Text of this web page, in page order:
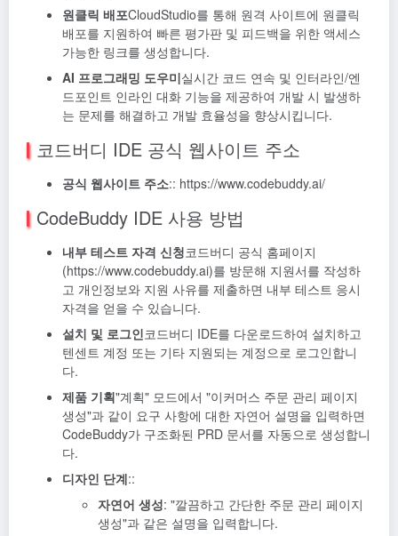
원클릭 배포CloudStudio를 통해 원격 사이트에 원클릭
배포를 지원하여 빠른 평가판 및 피드백을 위한 액세스
가능한 링크를 생성합니다.
AI 프로그래밍 도우미실시간 코드 연속 및 인터라인/엔
드포인트 인라인 대화 기능을 제공하여 개발 시 발생하
는 문제를 해결하고 개발 효율성을 향상시킵니다.
코드버디 IDE 공식 웹사이트 주소
공식 웹사이트 주소:: https://www.codebuddy.ai/
CodeBuddy IDE 사용 방법
내부 테스트 자격 신청코드버디 공식 홈페이지
(https://www.codebuddy.ai)를 방문해 지원서를 작성하
고 개인정보와 지원 사유를 제출하면 내부 테스트 응시
자격을 얻을 수 있습니다.
설치 및 로그인코드버디 IDE를 다운로드하여 설치하고
텐센트 계정 또는 기타 지원되는 계정으로 로그인합니
다.
제품 기획"계획" 모드에서 "이커머스 주문 관리 페이지
생성"과 같이 요구 사항에 대한 자연어 설명을 입력하면
CodeBuddy가 구조화된 PRD 문서를 자동으로 생성합니
다.
디자인 단계::
자연어 생성: "깔끔하고 간단한 주문 관리 페이지
생성"과 같은 설명을 입력합니다.